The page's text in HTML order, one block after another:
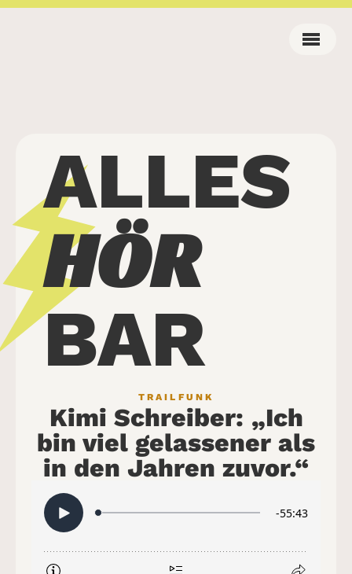
ALLES
HÖR
BAR
TRAILFUNK
Kimi Schreiber: „Ich
bin viel gelassener als
in den Jahren zuvor.“